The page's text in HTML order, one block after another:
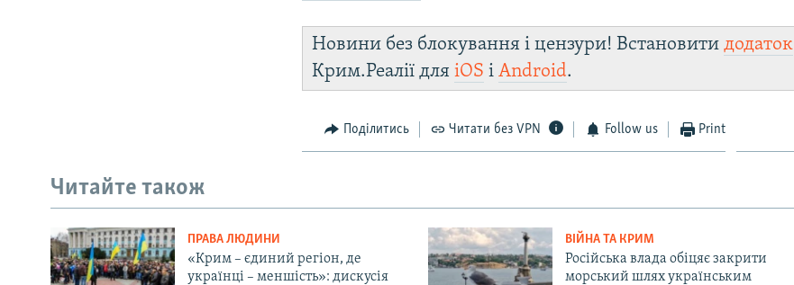
Новини без блокування і цензури! Встановитидодаток
Крим.Реалії дляiOS іAndroid.
Поділитись Читати без VPN Follow us Print
Читайте також
ПРАВА ЛЮДИНИ
«Крим – єдиний регіон, де
українці – меншість»: дискусія
ВІЙНА ТА КРИМ
Російська влада обіцяє закрити
морський шлях українським